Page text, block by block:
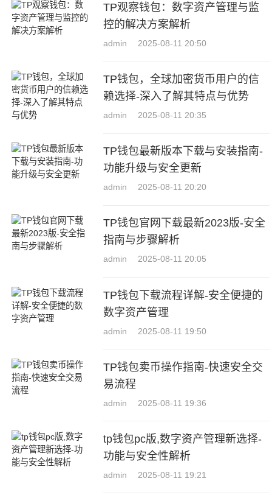
TP观察钱包：数字资产管理与监
控的解决方案解析
admin 2025-08-11 20:50
TP钱包，全球加密货币用户的信
赖选择-深入了解其特点与优势
admin 2025-08-11 20:35
TP钱包最新版本下载与安装指南-
功能升级与安全更新
admin 2025-08-11 20:20
TP钱包官网下载最新2023版-安全
指南与步骤解析
admin 2025-08-11 20:05
TP钱包下载流程详解-安全便捷的
数字资产管理
admin 2025-08-11 19:50
TP钱包卖币操作指南-快速安全交
易流程
admin 2025-08-11 19:36
tp钱包pc版,数字资产管理新选择-
功能与安全性解析
admin 2025-08-11 19:21